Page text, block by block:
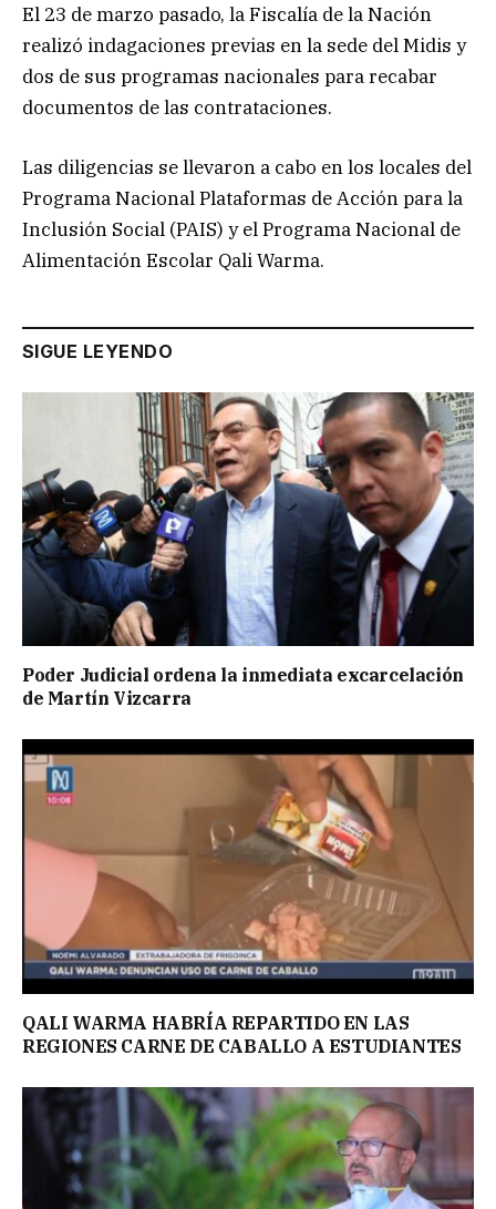
El 23 de marzo pasado, la Fiscalía de la Nación
realizó indagaciones previas en la sede del Midis y
dos de sus programas nacionales para recabar
documentos de las contrataciones.
Las diligencias se llevaron a cabo en los locales del
Programa Nacional Plataformas de Acción para la
Inclusión Social (PAIS) y el Programa Nacional de
Alimentación Escolar Qali Warma.
SIGUE LEYENDO
Poder Judicial ordena la inmediata excarcelación
de Martín Vizcarra
QALI WARMA HABRÍA REPARTIDO EN LAS
REGIONES CARNE DE CABALLO A ESTUDIANTES